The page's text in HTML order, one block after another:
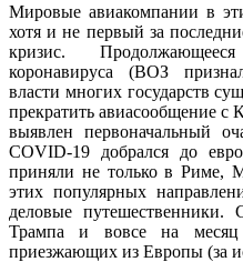
Мировые авиакомпании в
хотя и не первый за
кризис.
коронавируса (ВОЗ
власти многих государств
прекратить авиасообщение с
выявлен первоначальный
COVID-19 добрался до
приняли не только в Риме,
этих популярных
деловые
Трампа и вовсе на
приезжающих из Европы (за